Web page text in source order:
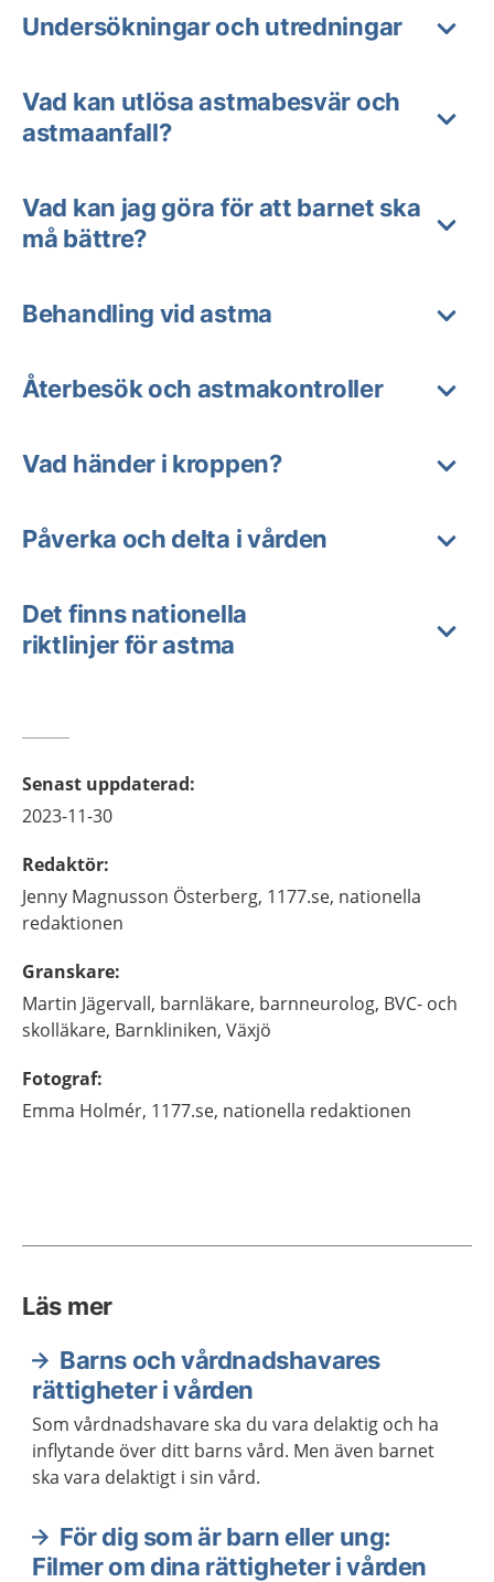
Undersökningar och utredningar
Vad kan utlösa astmabesvär och
astmaanfall?
Vad kan jag göra för att barnet ska
må bättre?
Behandling vid astma
Återbesök och astmakontroller
Vad händer i kroppen?
Påverka och delta i vården
Det finns nationella
riktlinjer för astma
Senast uppdaterad:
2023-11-30
Redaktör:
Jenny Magnusson Österberg, 1177.se, nationella
redaktionen
Granskare:
Martin Jägervall, barnläkare, barnneurolog, BVC- och
skolläkare, Barnkliniken, Växjö
Fotograf:
Emma Holmér, 1177.se, nationella redaktionen
Läs mer
Barns och vårdnadshavares
rättigheter i vården
Som vårdnadshavare ska du vara delaktig och ha
inflytande över ditt barns vård. Men även barnet
ska vara delaktigt i sin vård.
För dig som är barn eller ung:
Filmer om dina rättigheter i vården